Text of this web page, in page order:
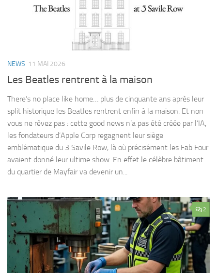
NEWS 11 MAI 2026
Les Beatles rentrent à la maison
There’s no place like home… plus de cinquante ans après leur
split historique les Beatles rentrent enfin à la maison. Et non
vous ne rêvez pas : cette good news n’a pas été créée par l’IA,
les fondateurs d’Apple Corp regagnent leur siège
emblématique du 3 Savile Row, là où précisément les Fab Four
avaient donné leur ultime show. En effet le célèbre bâtiment
du quartier de Mayfair va devenir un...
2